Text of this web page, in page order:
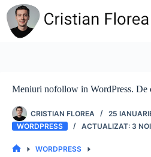
Sari
conținut
Meniuri nofollow in WordPress. De
CRISTIAN FLOREA
25
WORDPRESS
3
WORDPRESS